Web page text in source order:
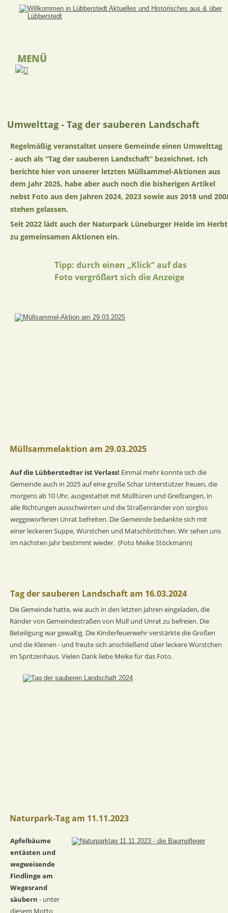
Umwelttag - Tag der sauberen Landschaft
Regelmäßig veranstaltet unsere Gemeinde einen Umwelttag
- auch als “Tag der sauberen Landschaft” bezeichnet. Ich
berichte hier von unserer letzten Müllsammel-Aktionen aus
dem Jahr 2025, habe aber auch noch die bisherigen Artikel
nebst Foto aus den Jahren 2024, 2023 sowie aus 2018 und
stehen gelassen.
Seit 2022 lädt auch der Naturpark Lüneburger Heide im
zu gemeinsamen Aktionen ein.
Tipp: durch einen „Klick“ auf das
Foto vergrößert sich die Anzeige
MENÜ
Naturpark-Tag am 11.11.2023
Apfelbäume
entästen und
wegweisende
Findlinge am
Wegesrand
säubern - unter
diesem Motto
Tag der sauberen Landschaft am 16.03.2024
Die Gemeinde hatte, wie auch in den letzten Jahren eingeladen, die
Ränder von Gemeindestraßen von Müll und Unrat zu befreien. Die
Beteiligung war gewaltig. Die Kinderfeuerwehr verstärkte die Großen
und die Kleinen - und freute sich anschließend über leckere Würstchen
im Spritzenhaus. Vielen Dank liebe Meike für das Foto.
Müllsammelaktion am 29.03.2025
Auf die Lübberstedter ist Verlass! Einmal mehr konnte sich die
Gemeinde auch in 2025 auf eine große Schar Unterstützer freuen, die
morgens ab 10 Uhr, ausgestattet mit Mülltüren und Greifzangen, in
alle Richtungen ausschwirrten und die Straßenränder von sorglos
weggeworfenen Unrat befreiten. Die Gemeinde bedankte sich mit
einer leckeren Suppe, Würstchen und Matschbrötchen. Wir sehen uns
im nächsten Jahr bestimmt wieder.  (Foto Meike Stöckmann)